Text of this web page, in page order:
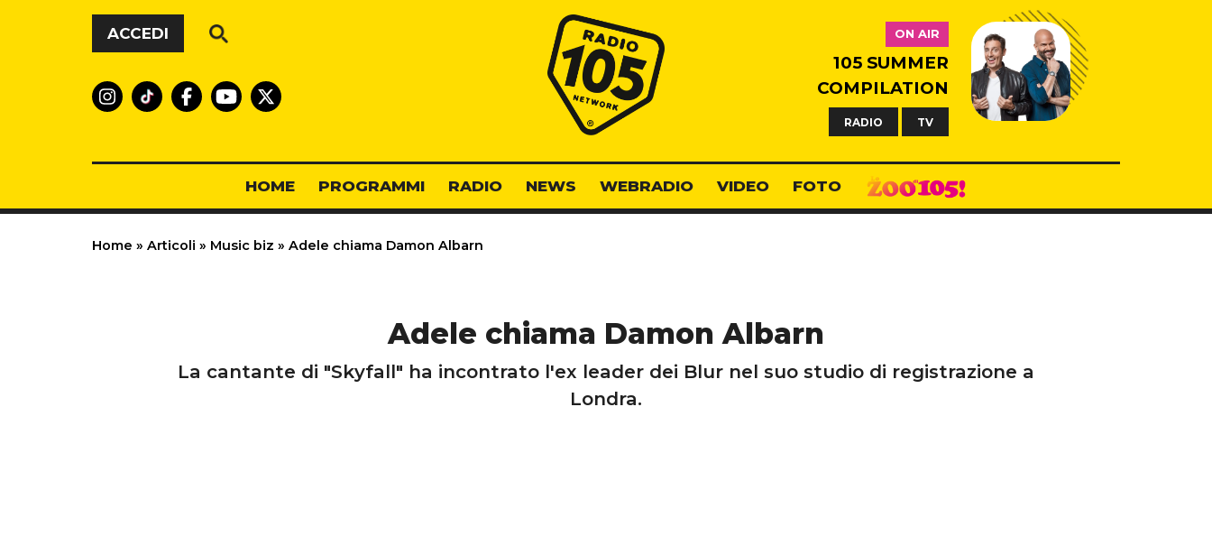
Vai al contenuto
ACCEDI
Radio 105
ON AIR
105 SUMMER
COMPILATION
RADIO TV
HOME PROGRAMMI RADIO NEWS WEBRADIO VIDEO FOTO
Home » Articoli » Music biz » Adele chiama Damon Albarn
Adele chiama Damon Albarn
La cantante di "Skyfall" ha incontrato l'ex leader dei Blur nel suo studio di registrazione a
Londra.